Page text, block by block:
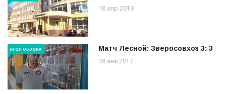
18 апр 2019
УГОЛ ОБЗОРА Матч Лесной: Зверосовхоз 3: 3
28 янв 2017